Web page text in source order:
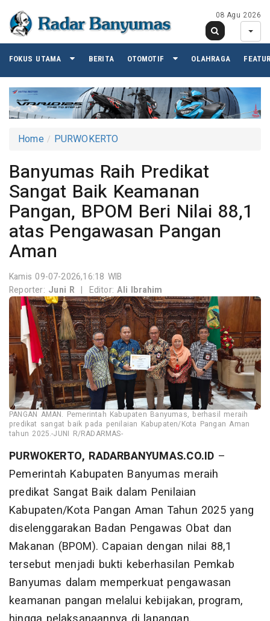
08 Agu 2026
FOKUS UTAMA BERITA OTOMOTIF OLAHRAGA
Home PURWOKERTO
Banyumas Raih Predikat
Sangat Baik Keamanan
Pangan, BPOM Beri Nilai 88,1
atas Pengawasan Pangan
Aman
Kamis 09-07-2026,16:18 WIB
Reporter: Juni R | Editor:Ali Ibrahim
PANGAN AMAN. Pemerintah Kabupaten Banyumas, berhasil meraih
predikat sangat baik pada penilaian Kabupaten/Kota Pangan Aman
tahun 2025.-JUNI R/RADARMAS-
PURWOKERTO, RADARBANYUMAS.CO.ID –
Pemerintah Kabupaten Banyumas meraih
predikat Sangat Baik dalam Penilaian
Kabupaten/Kota Pangan Aman Tahun 2025 yang
diselenggarakan Badan Pengawas Obat dan
Makanan (BPOM). Capaian dengan nilai 88,1
tersebut menjadi bukti keberhasilan Pemkab
Banyumas dalam memperkuat pengawasan
keamanan pangan melalui kebijakan, program,